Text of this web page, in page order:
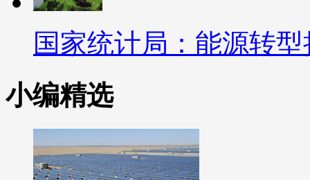
国家统计局：能源转
小编精选